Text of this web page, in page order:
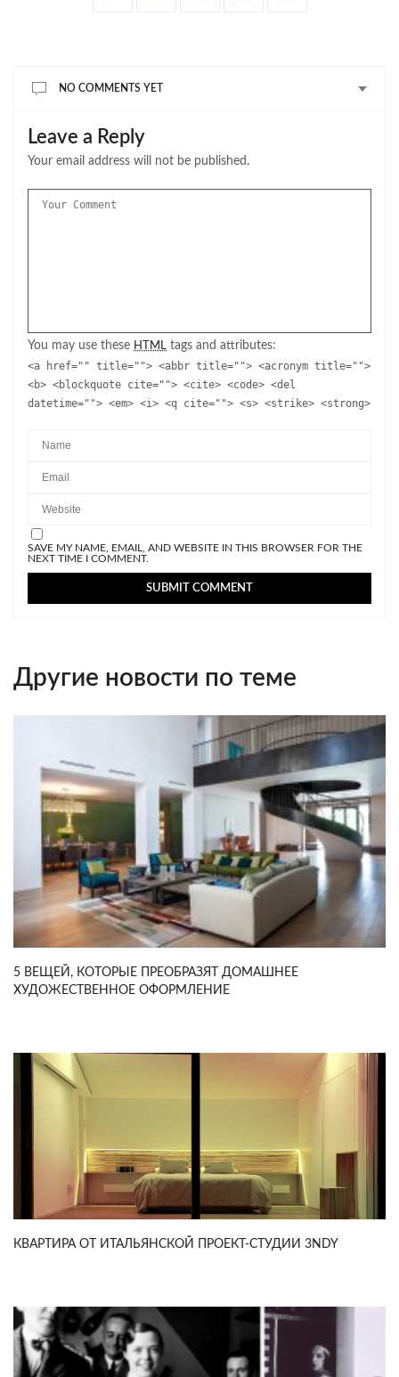
NO COMMENTS YET
Leave a Reply
Your email address will not be published.
You may use these HTML tags and attributes:
<a href="" title=""> <abbr title=""> <acronym title="">
<b> <blockquote cite=""> <cite> <code> <del
datetime=""> <em> <i> <q cite=""> <s> <strike> <strong>
SAVE MY NAME, EMAIL, AND WEBSITE IN THIS BROWSER FOR THE
NEXT TIME I COMMENT.
Другие новости по теме
5 ВЕЩЕЙ, КОТОРЫЕ ПРЕОБРАЗЯТ ДОМАШНЕЕ
ХУДОЖЕСТВЕННОЕ ОФОРМЛЕНИЕ
КВАРТИРА ОТ ИТАЛЬЯНСКОЙ ПРОЕКТ-СТУДИИ 3NDY